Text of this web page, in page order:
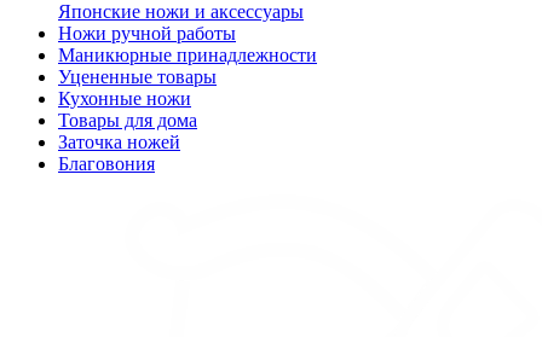
Японские ножи и аксессуары
Ножи ручной работы
Маникюрные принадлежности
Уцененные товары
Кухонные ножи
Товары для дома
Заточка ножей
Благовония